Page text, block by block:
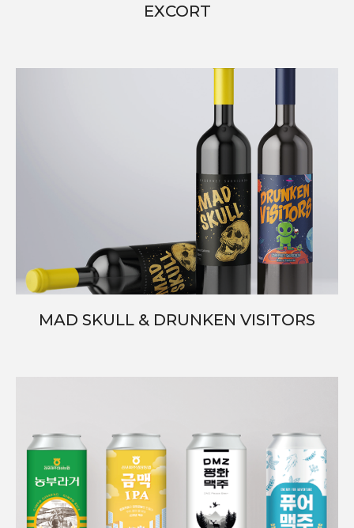
EXCORT
MAD SKULL & DRUNKEN VISITORS